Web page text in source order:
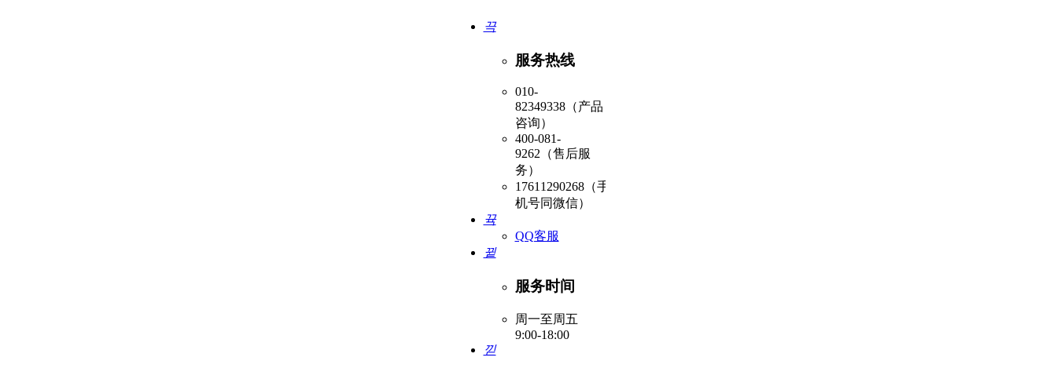
끅
服务热线
010-
82349338（产品
咨询）
400-081-
9262（售后服
务）
17611290268（手
机号同微信）
뀩
QQ客服
뀥
服务时间
周一至周五
9:00-18:00
낃